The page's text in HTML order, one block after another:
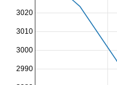
2990
3000
3010
3020